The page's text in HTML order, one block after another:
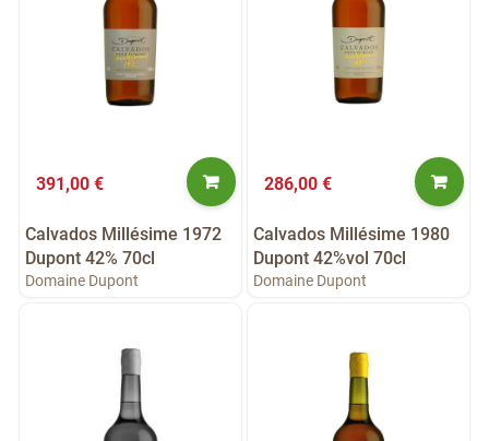
391,00 €
Calvados Millésime 1972
Dupont 42% 70cl
Domaine Dupont
286,00 €
Calvados Millésime 1980
Dupont 42%vol 70cl
Domaine Dupont